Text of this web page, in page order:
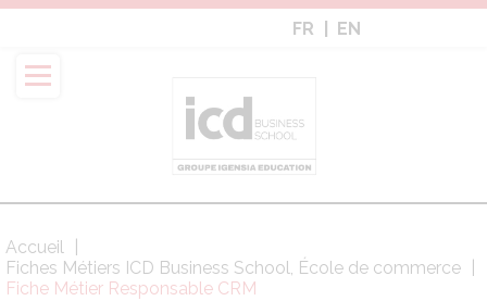
Aller
contenu
principal
FR EN
Fil
d'Ariane
Accueil
Fiches Métiers ICD Business School, École de commerce
Fiche Métier Responsable CRM